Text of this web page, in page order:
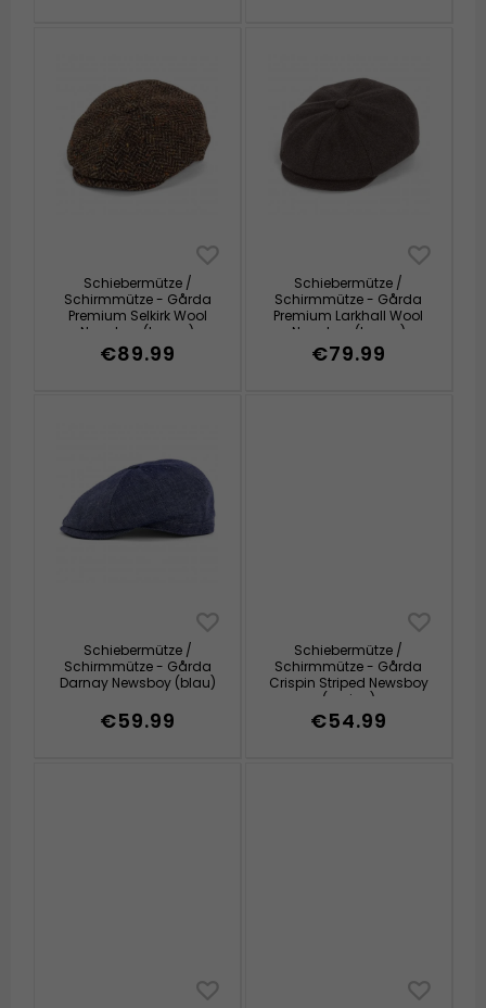
Schiebermütze /
Schirmmütze - Gårda
Premium Selkirk Wool
Newsboy (braun)
€89.99
Schiebermütze /
Schirmmütze - Gårda
Premium Larkhall Wool
Newsboy (braun)
€79.99
Schiebermütze /
Schirmmütze - Gårda
Darnay Newsboy (blau)
€59.99
Schiebermütze /
Schirmmütze - Gårda
Crispin Striped Newsboy
(greige)
€54.99